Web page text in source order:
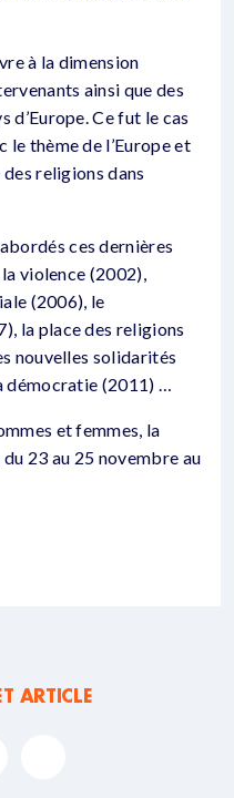
à la dimension
ainsi que des
Ce fut le cas
thème de l’Europe et
religions dans
ces dernières
violence (2002),
(2006), le
la place des religions
nouvelles solidarités
démocratie (2011) …
et femmes, la
23 au 25 novembre au
ARTICLE